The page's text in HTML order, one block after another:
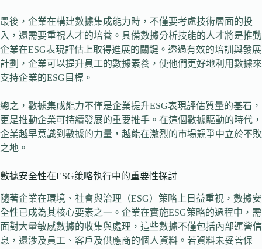
最後，企業在構建數據集成能力時，不僅要考慮技術層面的投
入，還需要重視人才的培養。具備數據分析技能的人才將是推動
企業在ESG表現評估上取得進展的關鍵。透過有效的培訓與發展
計劃，企業可以提升員工的數據素養，使他們更好地利用數據來
支持企業的ESG目標。
總之，數據集成能力不僅是企業提升ESG表現評估質量的基石，
更是推動企業可持續發展的重要推手。在這個數據驅動的時代，
企業越早意識到數據的力量，越能在激烈的市場競爭中立於不敗
之地。
數據安全性在ESG策略執行中的重要性探討
隨著企業在環境、社會與治理（ESG）策略上日益重視，數據安
全性已成為其核心要素之一。企業在實施ESG策略的過程中，需
面對大量敏感數據的收集與處理，這些數據不僅包括內部運營信
息，還涉及員工、客戶及供應商的個人資料。若資料未妥善保